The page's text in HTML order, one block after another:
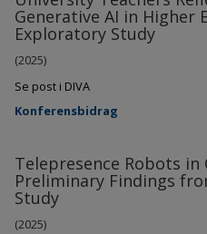
Generative AI in Higher
Exploratory Study
(2025)
Se post i DIVA
Konferensbidrag
Telepresence Robots
Preliminary Findings
Study
(2025)